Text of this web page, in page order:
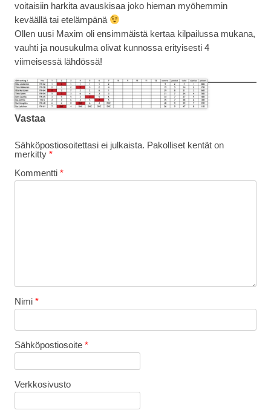
voitaisiin harkita avauskisaa joko hieman myöhemmin
keväällä tai etelämpänä
Ollen uusi Maxim oli ensimmäistä kertaa kilpailussa mukana,
vauhti ja nousukulma olivat kunnossa erityisesti 4
viimeisessä lähdössä!
Vastaa
Sähköpostiosoitettasi ei julkaista. Pakolliset kentät on
merkitty *
Kommentti *
Nimi *
Sähköpostiosoite *
Verkkosivusto